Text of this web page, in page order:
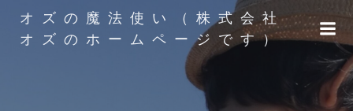
ン
ン
ツ
オズの魔法使い（株式会社
オズのホームページです）